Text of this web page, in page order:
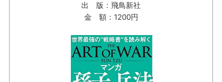
出 版：飛鳥新社
金 額：1200円